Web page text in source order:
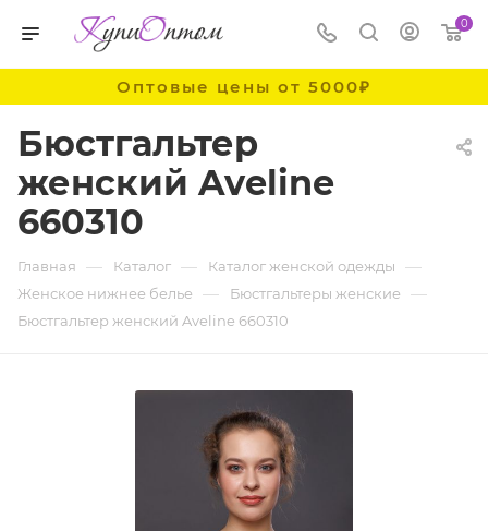
0
Оптовые цены от 5000₽
Бюстгальтер
женский Aveline
660310
Главная — Каталог — Каталог женской одежды —
Женское нижнее белье — Бюстгальтеры женские —
Бюстгальтер женский Aveline 660310